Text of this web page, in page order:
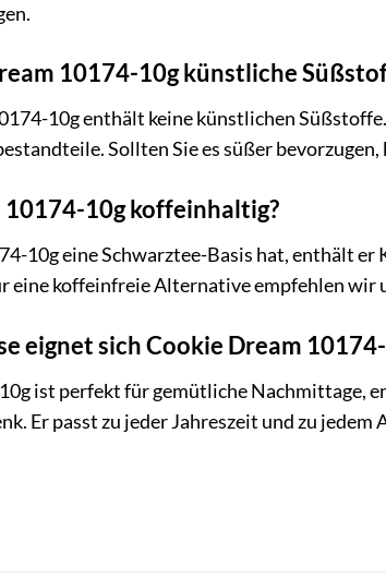
10174-10g künstliche
10g enthält keine künstlichen
Sollten Sie es süßer
10174-10g koffeinhaltig?
10g eine Schwarztee-Basis hat, enthält
eine koffeinfreie Alternative empfehlen wir
eignet sich Cookie Dream
ist perfekt für gemütliche Nachmittage,
Er passt zu jeder Jahreszeit und zu